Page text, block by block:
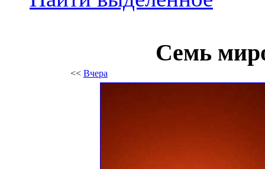
Семь
<< Вчера